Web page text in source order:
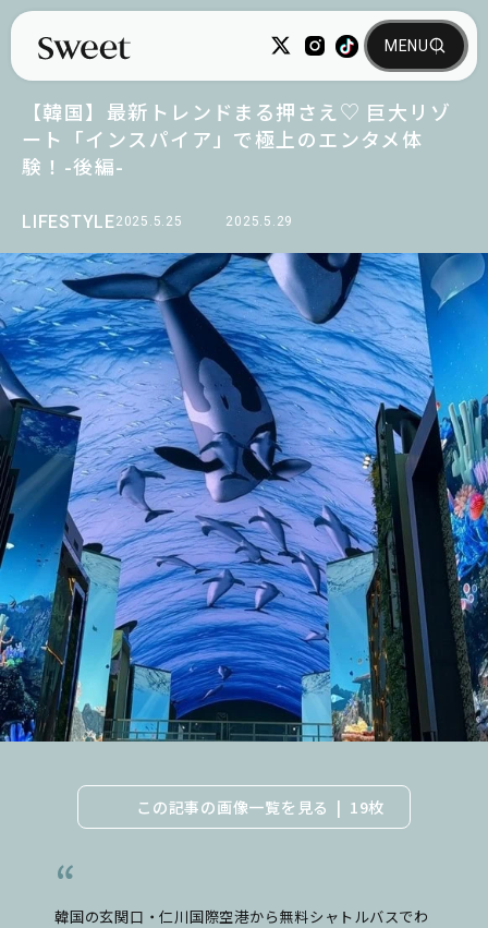
LIFESTYLE2025.5.25 2025.5.29
【韓国】最新トレンドまる押さえ♡ 巨大リゾ
ート「インスパイア」で極上のエンタメ体
験！-後編-
この記事の画像一覧を見る 19枚
韓国の玄関口・仁川国際空港から無料シャトルバスでわ